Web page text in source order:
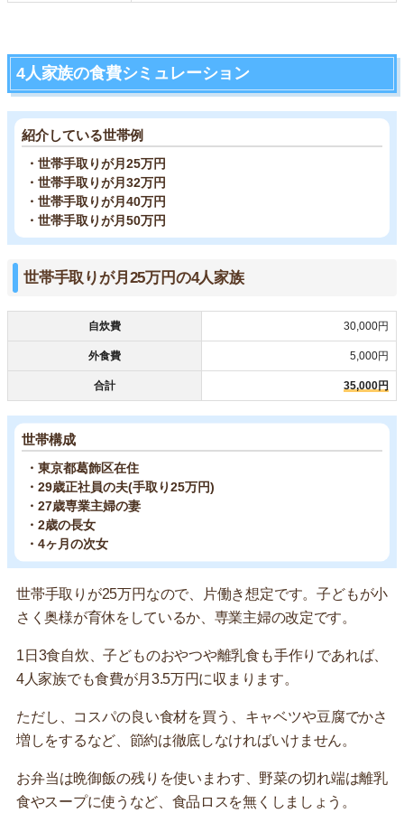
4人家族の食費シミュレーション
紹介している世帯例
・世帯手取りが月25万円
・世帯手取りが月32万円
・世帯手取りが月40万円
・世帯手取りが月50万円
世帯手取りが月25万円の4人家族
自炊費 30,000円
外食費 5,000円
合計 35,000円
世帯構成
・東京都葛飾区在住
・29歳正社員の夫(手取り25万円)
・27歳専業主婦の妻
・2歳の長女
・4ヶ月の次女
世帯手取りが25万円なので、片働き想定です。子どもが小
さく奥様が育休をしているか、専業主婦の改定です。
1日3食自炊、子どものおやつや離乳食も手作りであれば、
4人家族でも食費が月3.5万円に収まります。
ただし、コスパの良い食材を買う、キャベツや豆腐でかさ
増しをするなど、節約は徹底しなければいけません。
お弁当は晩御飯の残りを使いまわす、野菜の切れ端は離乳
食やスープに使うなど、食品ロスを無くしましょう。